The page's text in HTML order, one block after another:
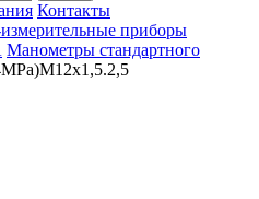
Контакты
приборы
Манометры стандартного